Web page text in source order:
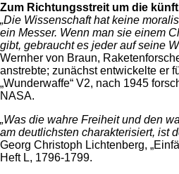
Zum Richtungsstreit um die
„Die Wissenschaft hat keine
ein Messer. Wenn man sie einem
gibt, gebraucht es jeder auf seine
Wernher von Braun,
anstrebte; zunächst entwickelte er
„Wunderwaffe“ V2, nach 1945
NASA.
„Was die wahre Freiheit und den
am deutlichsten charakterisiert, ist
Georg Christoph Lichtenberg,
Heft L, 1796-1799.